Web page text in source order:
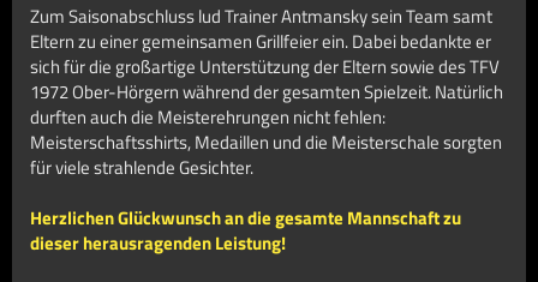
Zum Saisonabschluss lud Trainer Antmansky sein Team samt
Eltern zu einer gemeinsamen Grillfeier ein. Dabei bedankte er
sich für die großartige Unterstützung der Eltern sowie des TFV
1972 Ober-Hörgern während der gesamten Spielzeit. Natürlich
durften auch die Meisterehrungen nicht fehlen:
Meisterschaftsshirts, Medaillen und die Meisterschale sorgten
für viele strahlende Gesichter.
Herzlichen Glückwunsch an die gesamte Mannschaft zu
dieser herausragenden Leistung!